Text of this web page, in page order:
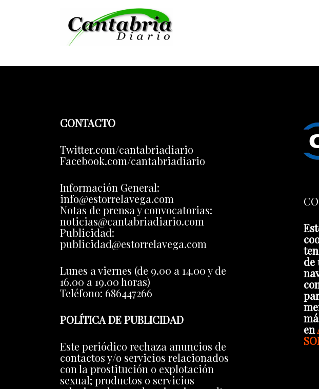
CONTACTO
Twitter.com/cantabriadiario
Facebook.com/cantabriadiario
Información General:
info@estorrelavega.com
Notas de prensa y convocatorias:
noticias@cantabriadiario.com
Publicidad:
publicidad@estorrelavega.com
Lunes a viernes (de 9.00 a 14.00 y de
16.00 a 19.00 horas)
Teléfono: 686447266
POLÍTICA DE PUBLICIDAD
Este periódico rechaza anuncios de
contactos y/o servicios relacionados
con la prostitución o explotación
sexual; productos o servicios
de
en